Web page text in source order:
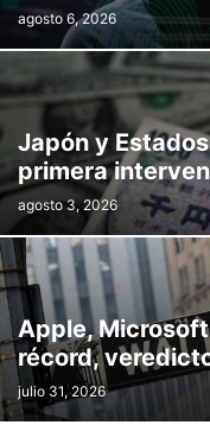
agosto 6, 2026
Japón y
primera
agosto 3, 2026
Apple,
récord,
julio 31, 2026